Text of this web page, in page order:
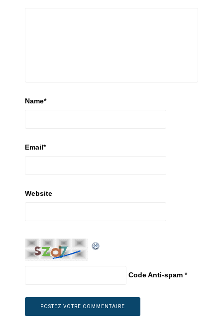
Name*
Email*
Website
Code Anti-spam *